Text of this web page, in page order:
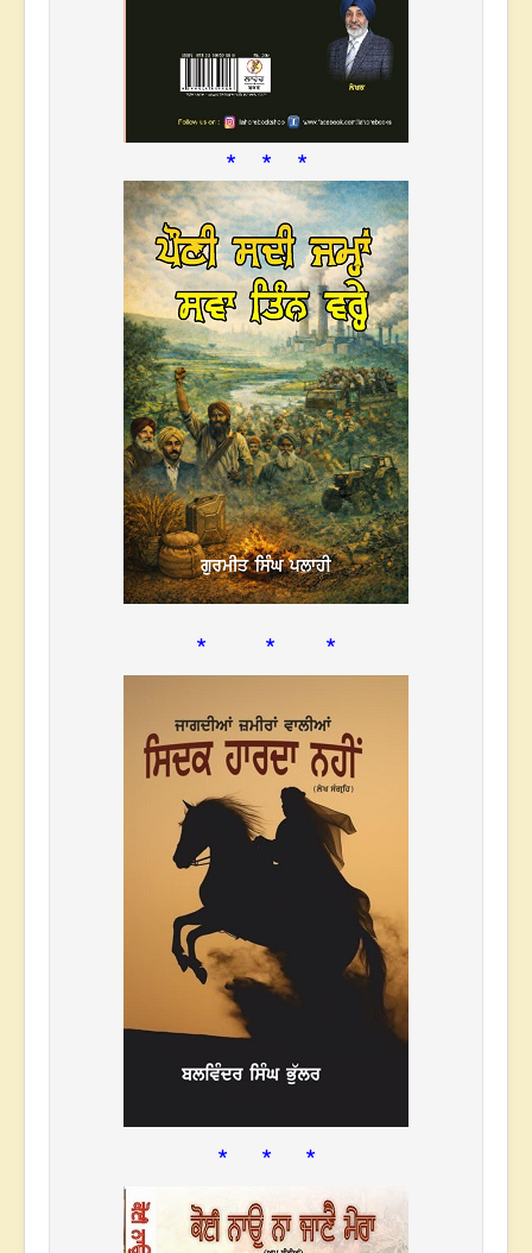
* * *
* * *
* * *